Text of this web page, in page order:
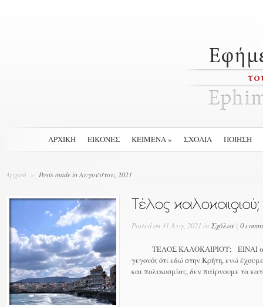
ΑΡΧΙΚΉ ΕΙΚΟΝΕΣ ΚΕΙΜΕΝΑ» ΣΧΟΛΙΑ ΠΟΙΗΣΗ
Αρχική » Posts made in Αυγούστου, 2021
Posted on 31 Αυγ, 2021 in Σχόλια | 0
ΤΕΛΟΣ ΚΑΛΟΚΑΙΡΙΟΥ; ΕΙΝΑΙ
γεγονός ότι εδώ στην Κρήτη, ενώ
και πολυκοσμίας, δεν παίρνουμε τα